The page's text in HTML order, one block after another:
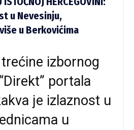
u Nevesinju,
u Berkovićima
izbornog
portala
je izlaznost u
u